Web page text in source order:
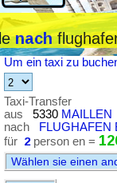
nach
Um ein taxi zu
Taxi-Transfer
aus 5330 MAILLEN
nach
FLUGHAFEN
für 2 person en =